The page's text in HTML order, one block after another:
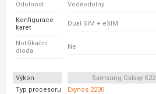
Odolnost Voděodolný
Konfigurace
karet
Dual SIM + eSIM
Notifikační
dioda
Ne
Výkon Samsung Galaxy S22
Typ procesoru
Exynos 2200